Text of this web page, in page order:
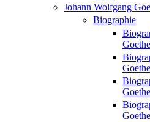
Johann Wolfgang
Biographie